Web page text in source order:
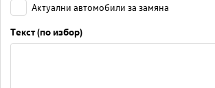
Актуални автомобили за замяна
Текст (по избор)